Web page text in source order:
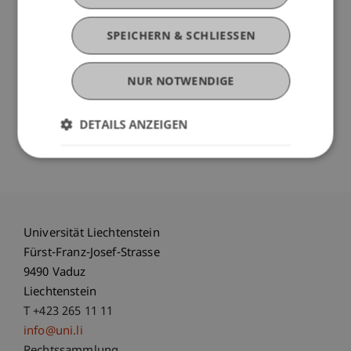
entwickelt und diskutiert.
Die Kursteilnahme verschafft Ihnen über blosse
Grundlagenkenntnisse hinaus einen vertieften
Einblick in das Thema «Datenschutz» und
Perspektiven.
Universität Liechtenstein
Fürst-Franz-Josef-Strasse
9490 Vaduz
Liechtenstein
T +423 265 11 11
info@uni.li
SPEICHERN & SCHLIESSEN
NUR NOTWENDIGE
DETAILS ANZEIGEN